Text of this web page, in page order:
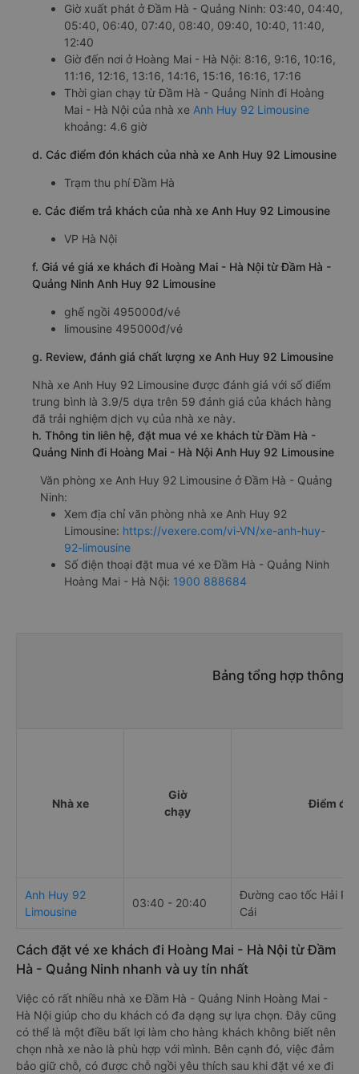
Giờ xuất phát ở Đầm Hà - Quảng Ninh: 03:40, 04:40,
05:40, 06:40, 07:40, 08:40, 09:40, 10:40, 11:40,
12:40
Giờ đến nơi ở Hoàng Mai - Hà Nội: 8:16, 9:16, 10:16,
11:16, 12:16, 13:16, 14:16, 15:16, 16:16, 17:16
Thời gian chạy từ Đầm Hà - Quảng Ninh đi Hoàng
Mai - Hà Nội của nhà xe Anh Huy 92 Limousine
khoảng: 4.6 giờ
d. Các điểm đón khách của nhà xe Anh Huy 92 Limousine
Trạm thu phí Đầm Hà
e. Các điểm trả khách của nhà xe Anh Huy 92 Limousine
VP Hà Nội
f. Giá vé giá xe khách đi Hoàng Mai - Hà Nội từ Đầm Hà -
Quảng Ninh Anh Huy 92 Limousine
ghế ngồi 495000đ/vé
limousine 495000đ/vé
g. Review, đánh giá chất lượng xe Anh Huy 92 Limousine
Nhà xe Anh Huy 92 Limousine được đánh giá với số điểm
trung bình là 3.9/5 dựa trên 59 đánh giá của khách hàng
đã trải nghiệm dịch vụ của nhà xe này.
h. Thông tin liên hệ, đặt mua vé xe khách từ Đầm Hà -
Quảng Ninh đi Hoàng Mai - Hà Nội Anh Huy 92 Limousine
Văn phòng xe Anh Huy 92 Limousine ở Đầm Hà - Quảng
Ninh:
Xem địa chỉ văn phòng nhà xe Anh Huy 92
Limousine: https://vexere.com/vi-VN/xe-anh-huy-
92-limousine
Số điện thoại đặt mua vé xe Đầm Hà - Quảng Ninh
Hoàng Mai - Hà Nội: 1900 888684
Bảng tổng hợp thông
Nhà xe
Giờ
chạy
Điểm đi
Anh Huy 92
Limousine
03:40 - 20:40
Đường cao tốc Hải
Cái
Cách đặt vé xe khách đi Hoàng Mai - Hà Nội từ Đầm
Hà - Quảng Ninh nhanh và uy tín nhất
Việc có rất nhiều nhà xe Đầm Hà - Quảng Ninh Hoàng Mai -
Hà Nội giúp cho du khách có đa dạng sự lựa chọn. Đây cũng
có thể là một điều bất lợi làm cho hàng khách không biết nên
chọn nhà xe nào là phù hợp với mình. Bên cạnh đó, việc đảm
bảo giữ chỗ, có được chỗ ngồi yêu thích sau khi đặt vé xe đi